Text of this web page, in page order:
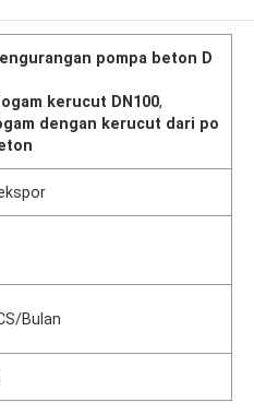
pompa beton D
kerucut DN100,
dengan kerucut dari po
Bulan